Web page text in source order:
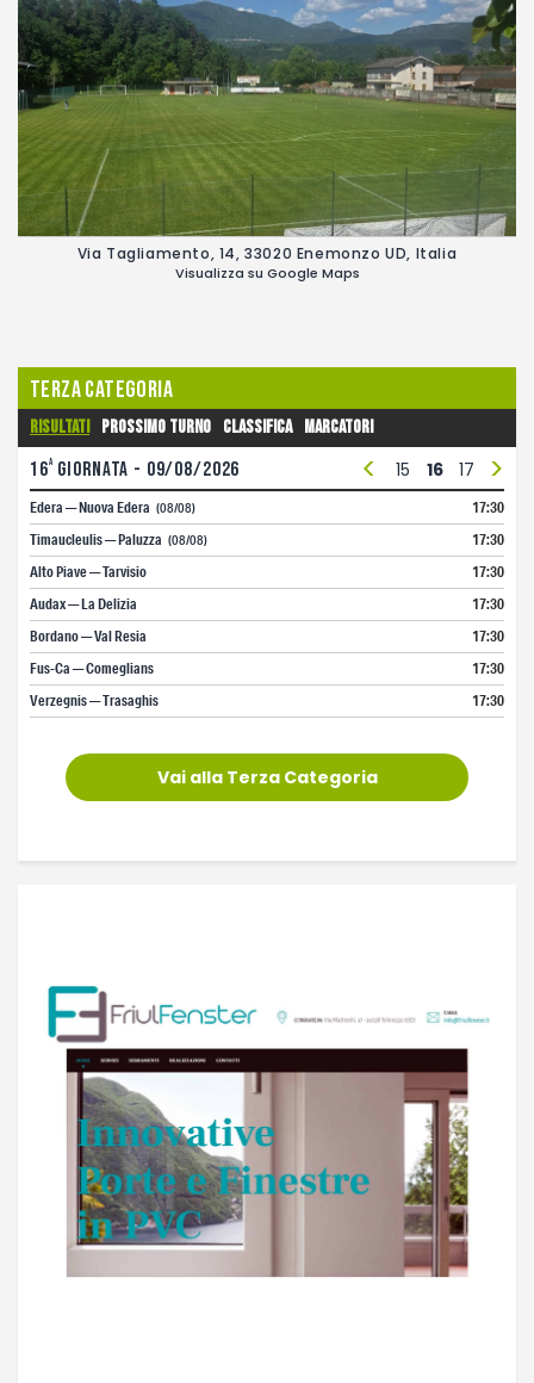
Via Tagliamento, 14, 33020 Enemonzo UD, Italia
Visualizza su Google Maps
Terza Categoria
Risultati Prossimo turno Classifica Marcatori
16a giornata - 09/08/2026
4 5 6 7 8 9 10 14 15 16 17 18
< >
Edera — Nuova Edera (08/08)
17:30
Timaucleulis — Paluzza (08/08)
17:30
Alto Piave — Tarvisio
17:30
Audax — La Delizia
17:30
Bordano — Val Resia
17:30
Fus-Ca — Comeglians
17:30
Verzegnis — Trasaghis
17:30
Vai alla Terza Categoria